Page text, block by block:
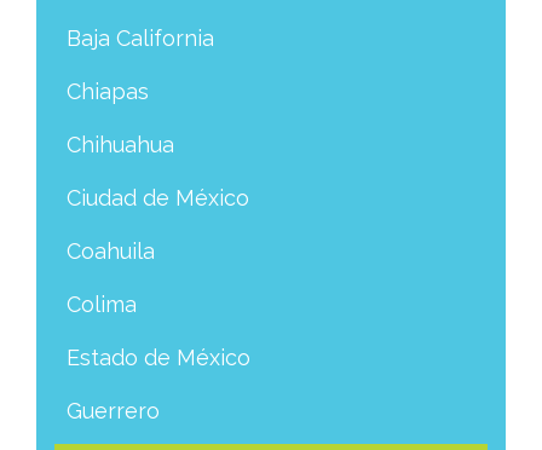
Baja California
Chiapas
Chihuahua
Ciudad de México
Coahuila
Colima
Estado de México
Guerrero